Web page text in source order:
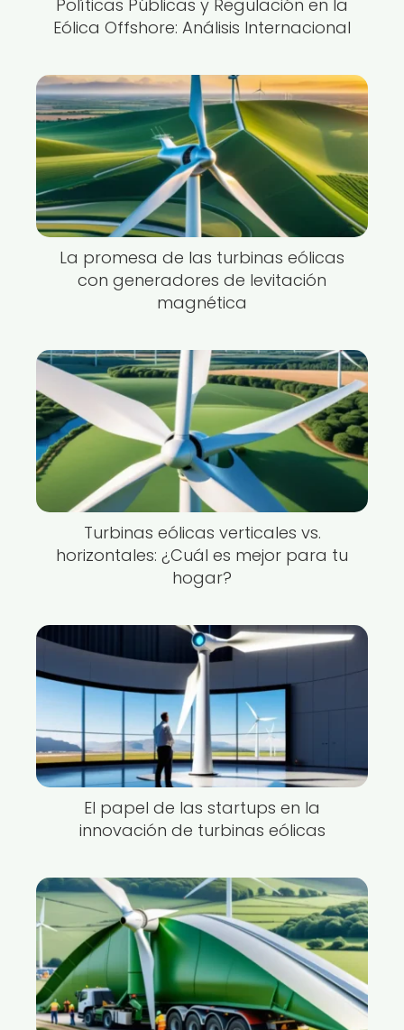
Políticas Públicas y Regulación en la
Eólica Offshore: Análisis Internacional
La promesa de las turbinas eólicas
con generadores de levitación
magnética
Turbinas eólicas verticales vs.
horizontales: ¿Cuál es mejor para tu
hogar?
El papel de las startups en la
innovación de turbinas eólicas